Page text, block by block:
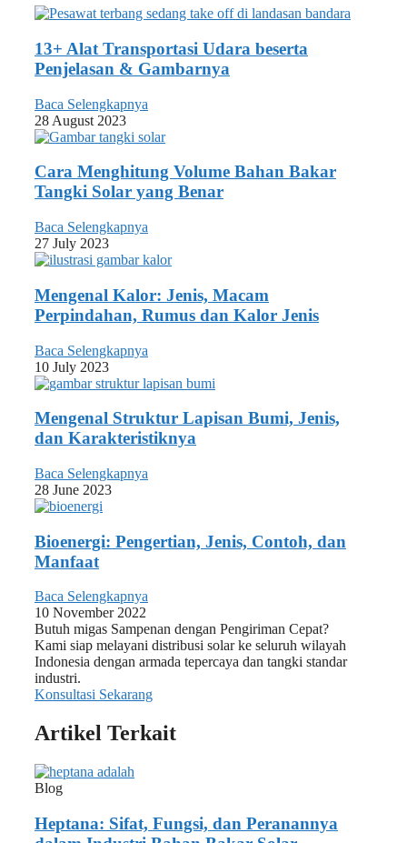
13+ Alat Transportasi Udara beserta
Penjelasan & Gambarnya
Baca Selengkapnya
28 August 2023
Cara Menghitung Volume Bahan Bakar
Tangki Solar yang Benar
Baca Selengkapnya
27 July 2023
Mengenal Kalor: Jenis, Macam
Perpindahan, Rumus dan Kalor Jenis
Baca Selengkapnya
10 July 2023
Mengenal Struktur Lapisan Bumi, Jenis,
dan Karakteristiknya
Baca Selengkapnya
28 June 2023
Bioenergi: Pengertian, Jenis, Contoh, dan
Manfaat
Baca Selengkapnya
10 November 2022
Butuh migas Sampenan dengan Pengiriman Cepat?
Kami siap melayani distribusi solar ke seluruh wilayah
Indonesia dengan armada tepercaya dan tangki standar
industri.
Konsultasi Sekarang
Artikel Terkait
Blog
Heptana: Sifat, Fungsi, dan Peranannya